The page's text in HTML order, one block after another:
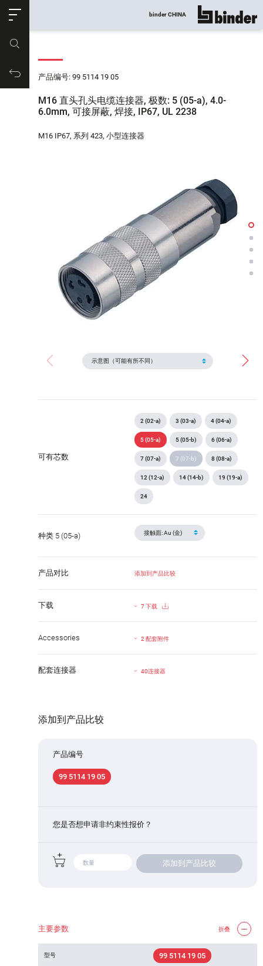
购物车
binder CHINA 显示所有
产品编号: 99 5114 19 05
M16 直头孔头电缆连接器, 极数: 5 (05-a), 4.0-
6.0mm, 可接屏蔽, 焊接, IP67, UL 2238
M16 IP67, 系列 423, 小型连接器
可有芯数
2 (02-a) 3 (03-a) 4 (04-a)
5 (05-a) 5 (05-b) 6 (06-a)
7 (07-a) 7 (07-b) 8 (08-a)
12 (12-a) 14 (14-b) 19 (19-a)
24
种类 5 (05-a)
产品对比 添加到产品比较
下载 7 下载
Accessories 2 配套附件
配套连接器 40连接器
添加到产品比较
产品编号
99 5114 19 05
您是否想申请非约束性报价？
添加到产品比较
主要参数 折叠
型号 99 5114 19 05